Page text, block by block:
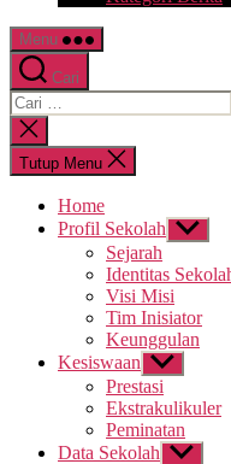
Menu
Cari
Cari:
Tutup
pencarian
Tutup Menu
Home
Profil Sekolah
sub
menu
Sejarah
Identitas
Visi Misi
Tim Inisiator
Keunggulan
Kesiswaan Tampilkan
sub
menu
Prestasi
Ekstrakulikuler
Peminatan
Data Sekolah Tampilkan